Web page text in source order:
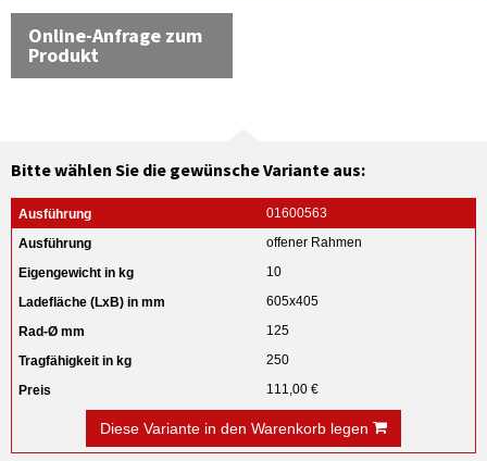
Online-Anfrage zum
Produkt
Bitte wählen Sie die gewünsche Variante aus:
01600563
offener Rahmen
10
605x405
125
250
111,00 €
Diese Variante in den Warenkorb legen